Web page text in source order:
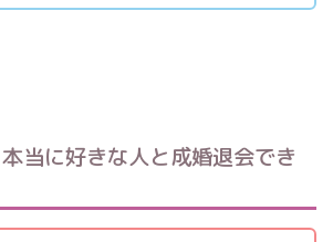
当に好きな人と成婚退会でき